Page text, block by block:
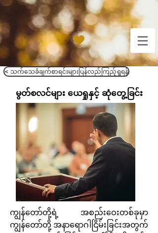
< သက်သေခံချက်စာရင်းများပြန်လည်ကြည့်ရှုရန်
မွတ်စလင်များ ယေရှုနှင့် ဆုံတွေ့ခြင်း
ကျွန်တော်တို့​ရဲ့ အစည်းဝေးတစ်ခုမှာ
ကျွန်တော်တို့ အနာရောဂါငြိမ်းခြင်းအတွက်